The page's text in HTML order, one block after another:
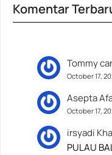
Komentar
Tommy
October 17,
Asepta
October 17,
irsyadi
PULAU